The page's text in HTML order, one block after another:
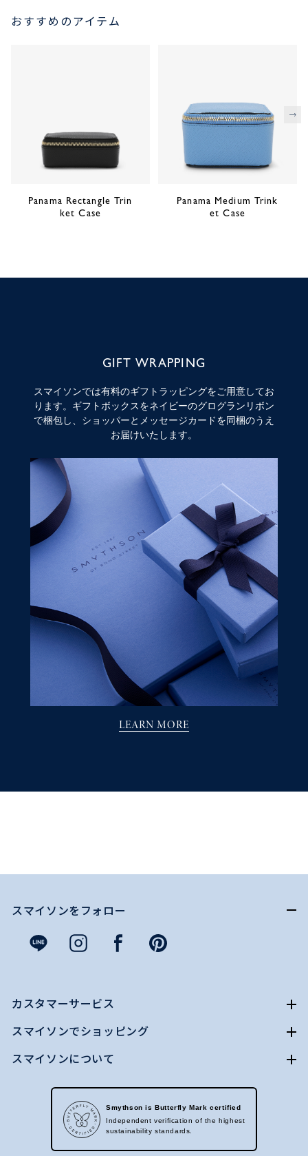
おすすめのアイテム
Panama Rectangle Trin
ket Case
Panama Medium Trink
et Case
次
GIFT WRAPPING
スマイソンでは有料のギフトラッピングをご用意してお
ります。ギフトボックスをネイビーのグログランリボン
で梱包し、ショッパーとメッセージカードを同梱のうえ
お届けいたします。
LEARN MORE
スマイソンをフォロー
カスタマーサービス
スマイソンでショッピング
スマイソンについて
Smythson is Butterfly Mark certified
Independent verification of the highest
sustainability standards.